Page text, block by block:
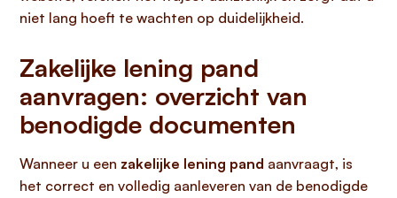
niet lang hoeft te wachten op duidelijkheid.
Zakelijke lening pand
aanvragen: overzicht van
benodigde documenten
Wanneer u een zakelijke lening pand aanvraagt, is
het correct en volledig aanleveren van de benodigde